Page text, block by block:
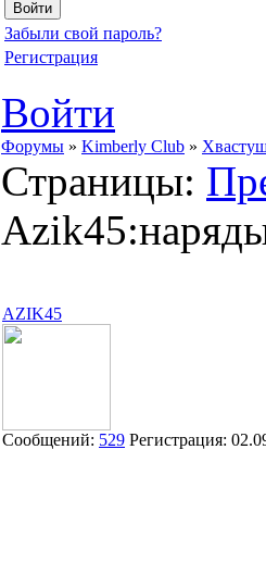
Забыли свой пароль?
Регистрация
Войти
Форумы » Kimberly Club »
Страницы:
AZIK45
Сообщений: 529 Регистрация: